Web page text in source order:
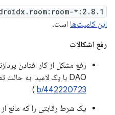
*:2.8.1
این کامیت‌ها است.
رفع اشکالات
رفع مشکل از کار افتادن
DAO با یک لامبدا به حالت تعلیق در می‌آمد. (
b/442220723
)
یک شرط رقابتی را که مانع